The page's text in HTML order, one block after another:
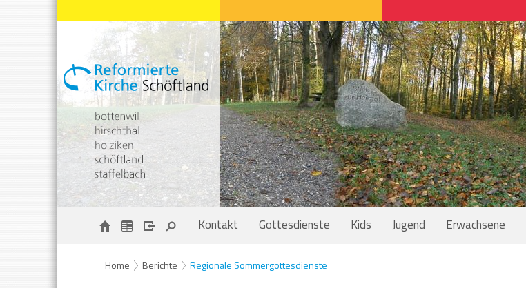
Kontakt Gottesdienste Kids Jugend Erwachsene
Home Berichte Regionale Sommergottesdienste